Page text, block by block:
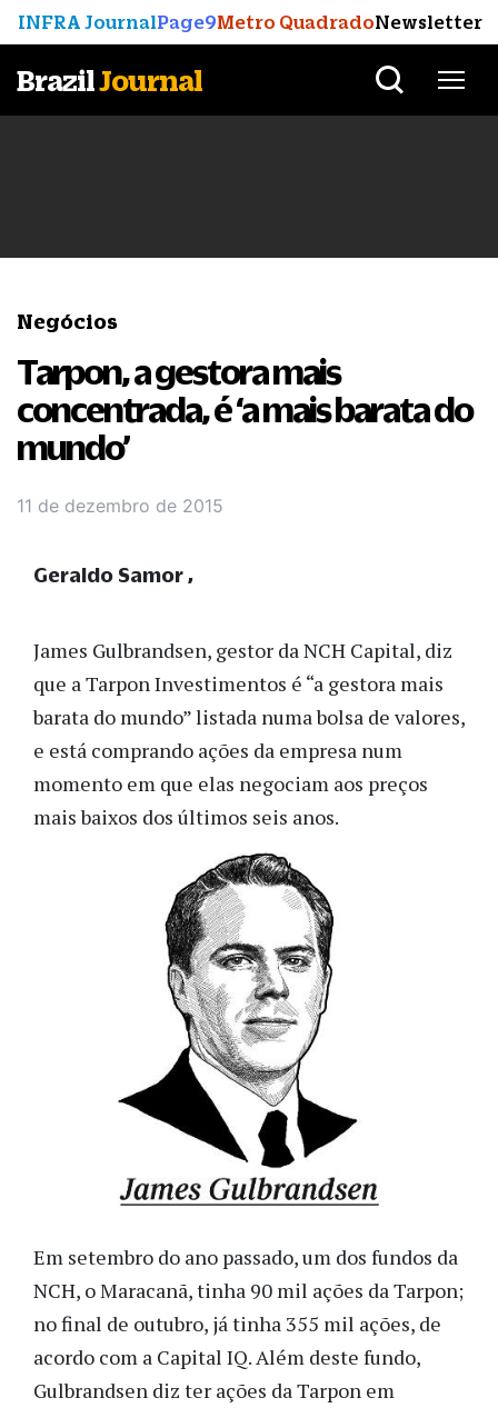
INFRA JournalPage9Metro QuadradoNewsletter
BrazilJournal
Negócios
Tarpon, a gestora mais
concentrada, é ‘a mais barata do
mundo’
11 de dezembro de 2015
James Gulbrandsen, gestor da NCH Capital, diz
que a Tarpon Investimentos é “a gestora mais
barata do mundo” listada numa bolsa de valores,
e está comprando ações da empresa num
momento em que elas negociam aos preços
mais baixos dos últimos seis anos.
Em setembro do ano passado, um dos fundos da
NCH, o Maracanã, tinha 90 mil ações da Tarpon;
no final de outubro, já tinha 355 mil ações, de
acordo com a Capital IQ. Além deste fundo,
Gulbrandsen diz ter ações da Tarpon em
Geraldo Samor